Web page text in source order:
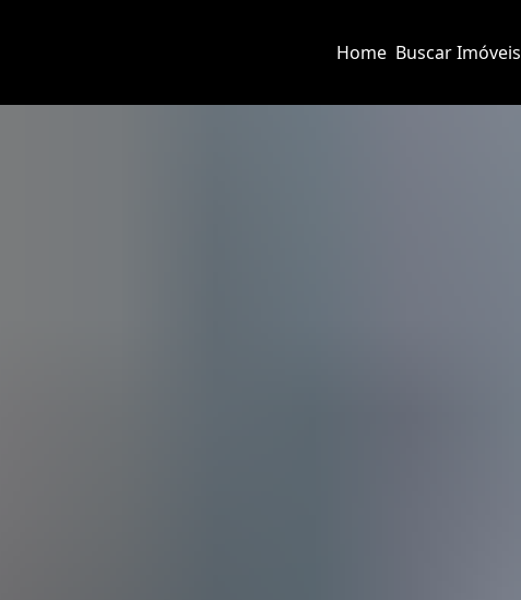
Home Buscar Imóveis